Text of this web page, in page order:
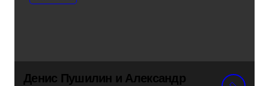
Денис Пушилин и Александр